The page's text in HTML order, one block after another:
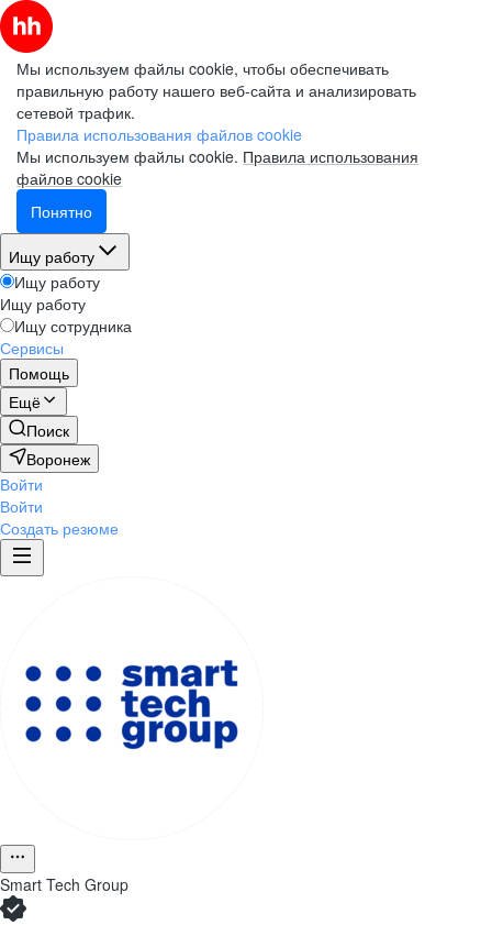
Мы используем файлы cookie, чтобы обеспечивать
правильную работу нашего веб-сайта и анализировать
сетевой трафик.
Правила использования файлов cookie
Мы используем файлы cookie. Правила использования
файлов cookie
Понятно
Ищу работу
Ищу работу
Ищу работу
Ищу сотрудника
Сервисы
Помощь
Ещё
Поиск
Воронеж
Войти
Войти
Создать резюме
Smart Tech Group